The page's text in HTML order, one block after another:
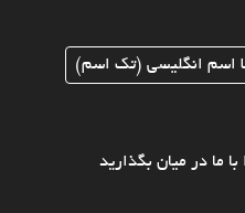
اسم انگلیسی (تک اسم)
ما در میان بگذارید